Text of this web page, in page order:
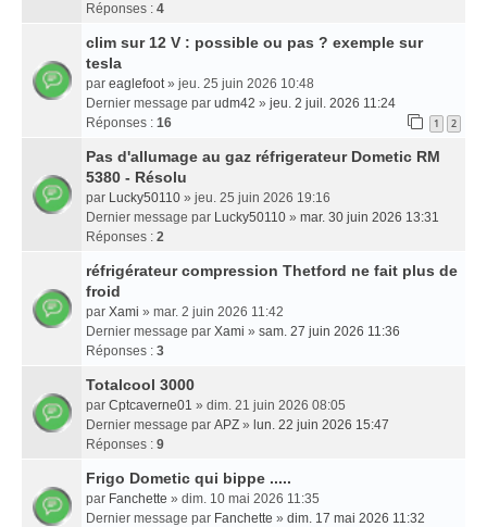
Réponses : 4
clim sur 12 V : possible ou pas ? exemple sur
tesla
par eaglefoot» jeu. 25 juin 2026 10:48
Dernier message par udm42 » jeu. 2 juil. 2026 11:24
Réponses : 16 1 2
Pas d'allumage au gaz réfrigerateur Dometic RM
5380 - Résolu
par Lucky50110 » jeu. 25 juin 2026 19:16
Dernier message par Lucky50110 » mar. 30 juin 2026 13:31
Réponses : 2
réfrigérateur compression Thetford ne fait plus de
froid
par Xami » mar. 2 juin 2026 11:42
Dernier message par Xami » sam. 27 juin 2026 11:36
Réponses : 3
Totalcool 3000
par Cptcaverne01 » dim. 21 juin 2026 08:05
Dernier message par APZ » lun. 22 juin 2026 15:47
Réponses : 9
Frigo Dometic qui bippe .....
par Fanchette » dim. 10 mai 2026 11:35
Dernier message par Fanchette » dim. 17 mai 2026 11:32